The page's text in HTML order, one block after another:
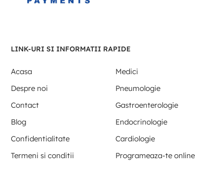
LINK-URI SI INFORMATII RAPIDE
Acasa
Medici
Despre noi
Pneumologie
Contact
Gastroenterologie
Blog
Endocrinologie
Confidentialitate
Cardiologie
Termeni si conditii
Programeaza-te online